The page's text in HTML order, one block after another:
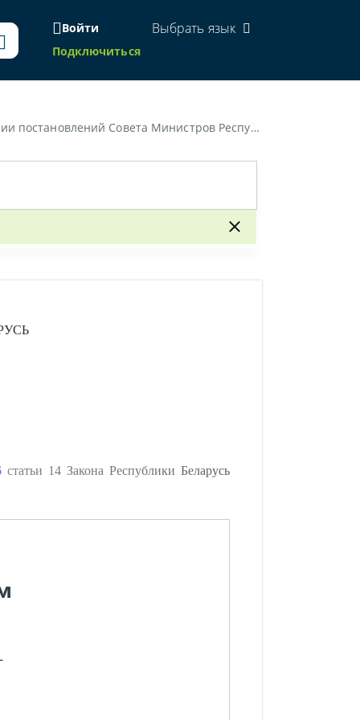
Войти
Подключиться
Выбрать язык
Совета Министров Республики Беларусь»
статьи 14 Закона Республики Беларусь